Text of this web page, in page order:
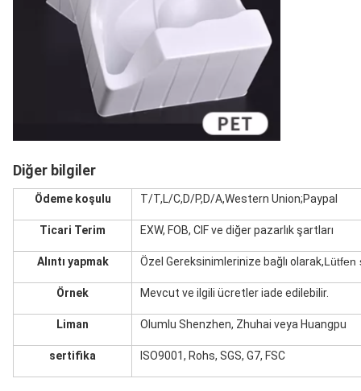
Diğer bilgiler
Ödeme koşulu T/T,L/C,D/P,D/A,Western Union;Paypal
Ticari Terim EXW, FOB, CIF ve diğer pazarlık şartları
Alıntı yapmak Özel Gereksinimlerinize bağlı olarak,Lütfen
Örnek Mevcut ve ilgili ücretler iade edilebilir.
Liman Olumlu Shenzhen, Zhuhai veya Huangpu
sertifika ISO9001, Rohs, SGS, G7, FSC